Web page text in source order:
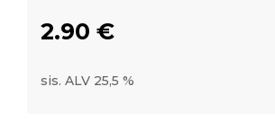
2.90 €
sis. ALV 25,5 %